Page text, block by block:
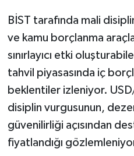
BİST tarafında mali
ve kamu borçlanma
sınırlayıcı etki
tahvil piyasasında iç
beklentiler izleniyor.
disiplin vurgusunun,
güvenilirliği açısından
fiyatlandığı